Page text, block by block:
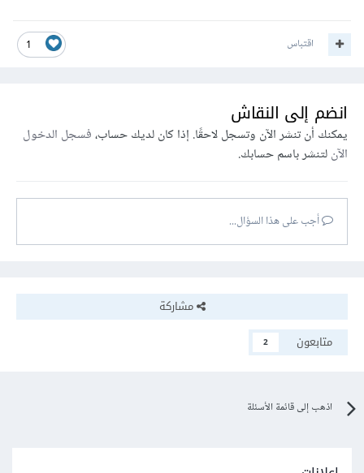
1 اقتباس
انضم إلى النقاش
يمكنك أن تنشر الآن وتسجل لاحقًا. إذا كان لديك حساب،فسجل الدخول
الآنلتنشر باسم حسابك.
أجب على هذا السؤال...
مشاركة
متابعون
2
اذهب إلى قائمة الأسئلة